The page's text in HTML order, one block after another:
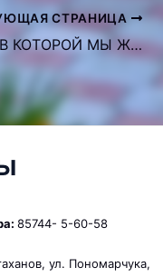
СТРАНИЦА
В «АРТЕКЕ» ПРОШЛА 12 СМЕНА «СТРАНА, В КОТОРОЙ МЫ ЖИВЕМ»
85744- 5-60-58
ул. Пономарчука,